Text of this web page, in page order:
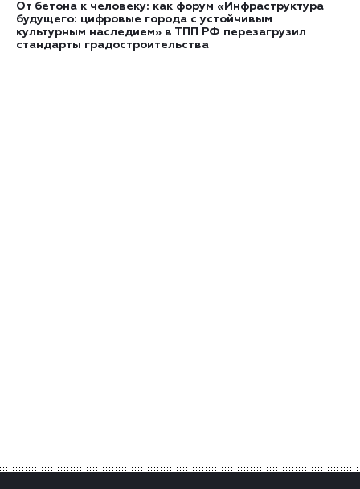
От бетона к человеку: как форум «Инфраструктура
будущего: цифровые города с устойчивым
культурным наследием» в ТПП РФ перезагрузил
стандарты градостроительства